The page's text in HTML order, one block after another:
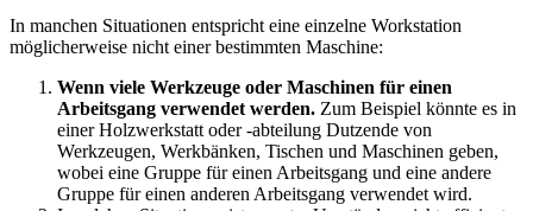
In manchen Situationen entspricht eine einzelne Workstation
möglicherweise nicht einer bestimmten Maschine:
Wenn viele Werkzeuge oder Maschinen für einen
Arbeitsgang verwendet werden. Zum Beispiel könnte es in
einer Holzwerkstatt oder -abteilung Dutzende von
Werkzeugen, Werkbänken, Tischen und Maschinen geben,
wobei eine Gruppe für einen Arbeitsgang und eine andere
Gruppe für einen anderen Arbeitsgang verwendet wird.